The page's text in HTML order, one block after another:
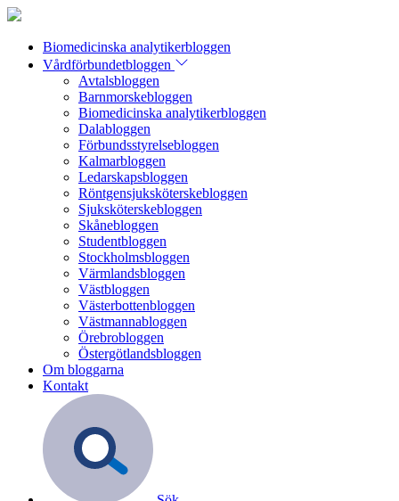
Biomedicinska analytikerbloggen
Vårdförbundetbloggen
Avtalsbloggen
Barnmorskebloggen
Biomedicinska analytikerbloggen
Dalabloggen
Förbundsstyrelsebloggen
Kalmarbloggen
Ledarskapsbloggen
Röntgensjuksköterskebloggen
Sjuksköterskebloggen
Skånebloggen
Studentbloggen
Stockholmsbloggen
Värmlandsbloggen
Västbloggen
Västerbottenbloggen
Västmannabloggen
Örebrobloggen
Östergötlandsbloggen
Om bloggarna
Kontakt